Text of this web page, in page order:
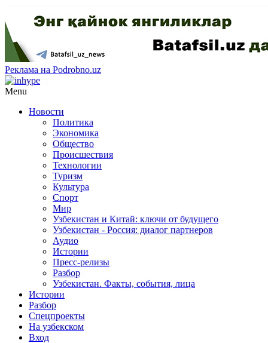
Реклама на Podrobno.uz
Menu
Новости
Политика
Экономика
Общество
Происшествия
Технологии
Туризм
Культура
Спорт
Мир
Узбекистан и Китай: ключи от будущего
Узбекистан - Россия: диалог партнеров
Аудио
Истории
Пресс-релизы
Разбор
Узбекистан. Факты, события, лица
Истории
Разбор
Спецпроекты
На узбекском
Вход